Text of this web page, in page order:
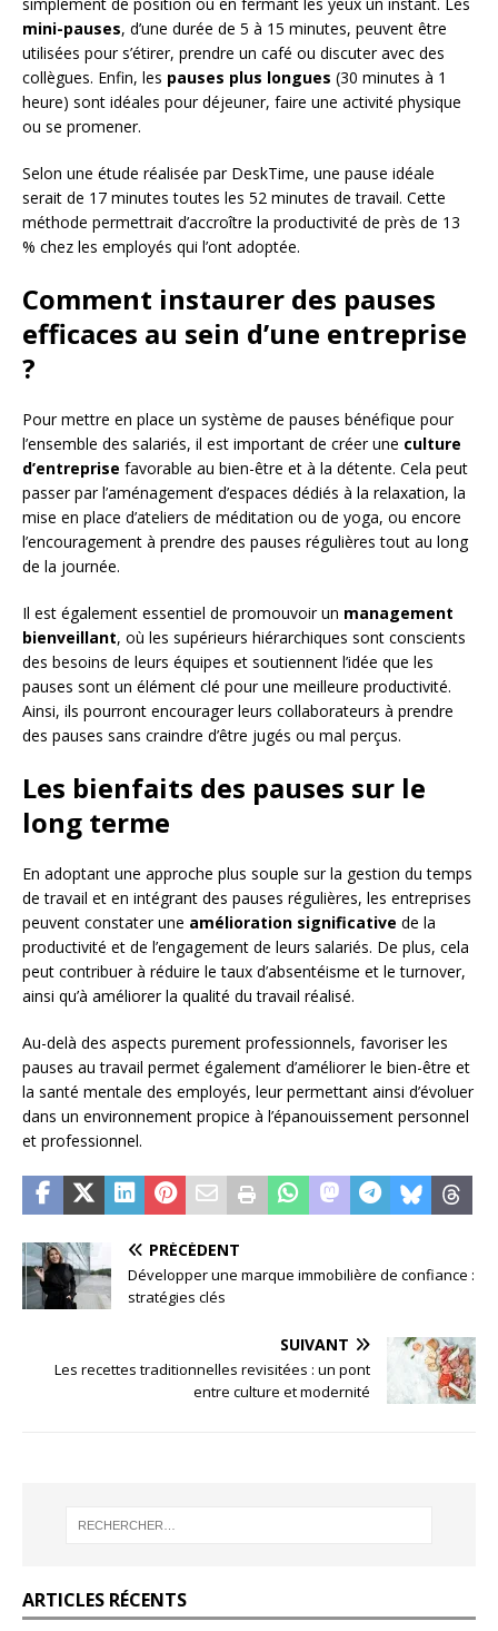
mini-pauses, d’une durée de 5 à 15 minutes, peuvent être
utilisées pour s’étirer, prendre un café ou discuter avec des
collègues. Enfin, les pauses plus longues (30 minutes à 1
heure) sont idéales pour déjeuner, faire une activité physique
ou se promener.
Selon une étude réalisée par DeskTime, une pause idéale
serait de 17 minutes toutes les 52 minutes de travail. Cette
méthode permettrait d’accroître la productivité de près de 13
% chez les employés qui l’ont adoptée.
Comment instaurer des pauses
efficaces au sein d’une entreprise
?
Pour mettre en place un système de pauses bénéfique pour
l’ensemble des salariés, il est important de créer une culture
d’entreprise favorable au bien-être et à la détente. Cela peut
passer par l’aménagement d’espaces dédiés à la relaxation, la
mise en place d’ateliers de méditation ou de yoga, ou encore
l’encouragement à prendre des pauses régulières tout au long
de la journée.
Il est également essentiel de promouvoir un management
bienveillant, où les supérieurs hiérarchiques sont conscients
des besoins de leurs équipes et soutiennent l’idée que les
pauses sont un élément clé pour une meilleure productivité.
Ainsi, ils pourront encourager leurs collaborateurs à prendre
des pauses sans craindre d’être jugés ou mal perçus.
Les bienfaits des pauses sur le
long terme
En adoptant une approche plus souple sur la gestion du temps
de travail et en intégrant des pauses régulières, les entreprises
peuvent constater une amélioration significative de la
productivité et de l’engagement de leurs salariés. De plus, cela
peut contribuer à réduire le taux d’absentéisme et le turnover,
ainsi qu’à améliorer la qualité du travail réalisé.
Au-delà des aspects purement professionnels, favoriser les
pauses au travail permet également d’améliorer le bien-être et
la santé mentale des employés, leur permettant ainsi d’évoluer
dans un environnement propice à l’épanouissement personnel
et professionnel.
PRÉCÉDENT
Développer une marque immobilière de confiance :
stratégies clés
SUIVANT
Les recettes traditionnelles revisitées : un pont
entre culture et modernité
ARTICLES RÉCENTS